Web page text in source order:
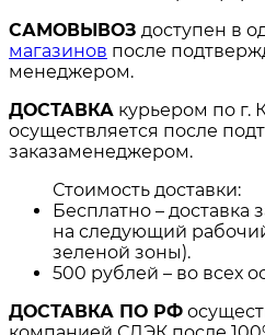
САМОВЫВОЗ доступен в
магазинов после
менеджером.
ДОСТАВКА курьером по г.
осуществляется после
заказаменеджером.
Стоимость доставки:
Бесплатно – доставка
на следующий
зеленой зоны).
500 рублей – во всех
ДОСТАВКА ПО РФ